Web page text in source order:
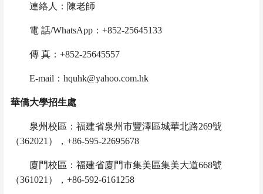
連絡人：陳老師
電 話/WhatsApp ： +852-25645133
傳 真： +852-25645557
E-mail ： hquhk@yahoo.com.hk
華僑大學招生處
泉州校區：福建省泉州市豐澤區城華北路269號
（362021 ）， +86-595-22695678
廈門校區：福建省廈門市集美區集美大道668號
（361021 ）， +86-592-6161258